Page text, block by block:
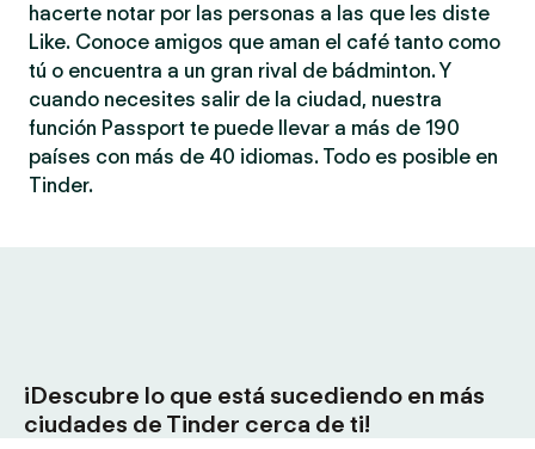
hacerte notar por las personas a las que les diste
Like. Conoce amigos que aman el café tanto como
tú o encuentra a un gran rival de bádminton. Y
cuando necesites salir de la ciudad, nuestra
función Passport te puede llevar a más de 190
países con más de 40 idiomas. Todo es posible en
Tinder.
¡Descubre lo que está sucediendo en más
ciudades de Tinder cerca de ti!